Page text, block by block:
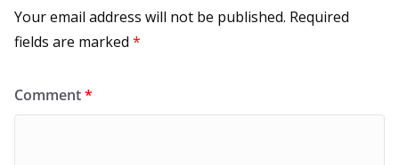
Your email address will not be published. Required
fields are marked *
Comment*